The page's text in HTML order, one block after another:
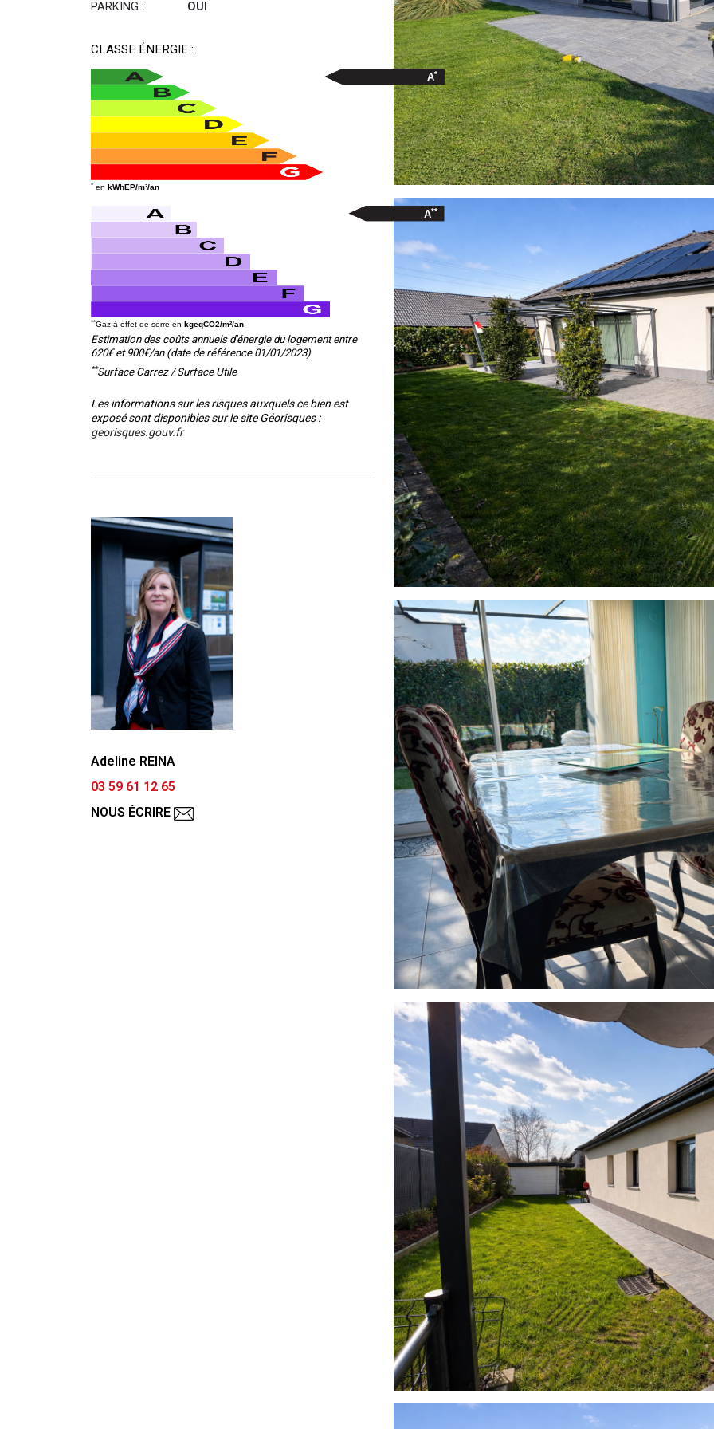
PARKING : OUI
CLASSE ÉNERGIE :
A*
* en kWhEP/m²/an
A**
**Gaz à effet de serre en kgeqCO2/m²/an
Estimation des coûts annuels d'énergie du logement entre
620€ et 900€/an (date de référence 01/01/2023)
**Surface Carrez / Surface Utile
Les informations sur les risques auxquels ce bien est
exposé sont disponibles sur le site Géorisques :
georisques.gouv.fr
Adeline REINA
03 59 61 12 65
NOUS ÉCRIRE